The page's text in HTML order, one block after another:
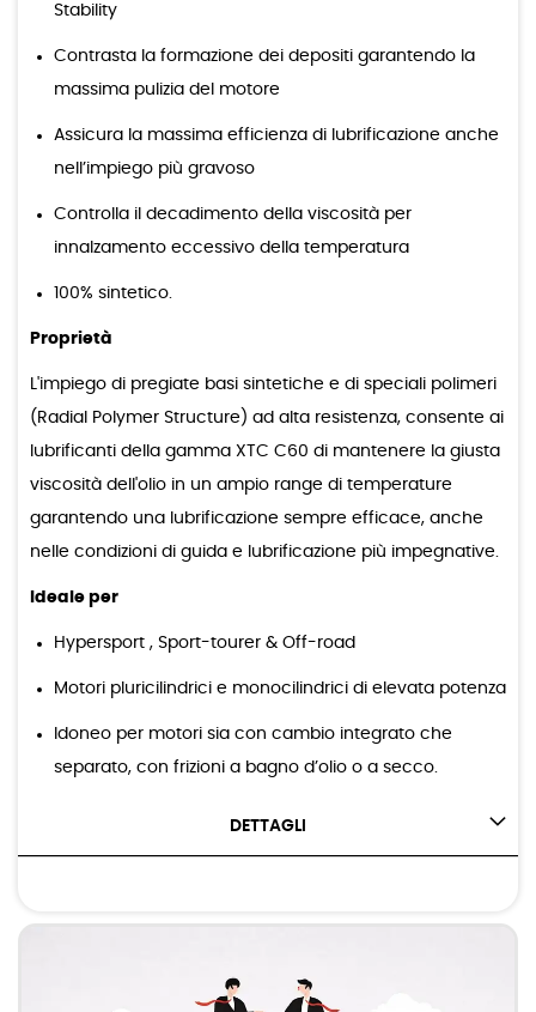
Stability
Contrasta la formazione dei depositi garantendo la
massima pulizia del motore
Assicura la massima efficienza di lubrificazione anche
nell’impiego più gravoso
Controlla il decadimento della viscosità per
innalzamento eccessivo della temperatura
100% sintetico.
Proprietà
L'impiego di pregiate basi sintetiche e di speciali polimeri
(Radial Polymer Structure) ad alta resistenza, consente ai
lubrificanti della gamma XTC C60 di mantenere la giusta
viscosità dell'olio in un ampio range di temperature
garantendo una lubrificazione sempre efficace, anche
nelle condizioni di guida e lubrificazione più impegnative.
Ideale per
Hypersport , Sport-tourer & Off-road
Motori pluricilindrici e monocilindrici di elevata potenza
Idoneo per motori sia con cambio integrato che
separato, con frizioni a bagno d’olio o a secco.
DETTAGLI